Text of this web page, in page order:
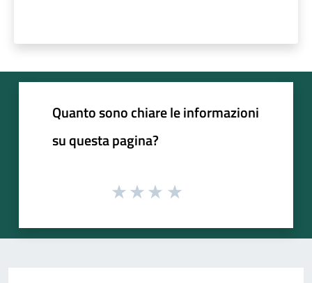
Quanto sono chiare le informazioni
su questa pagina?